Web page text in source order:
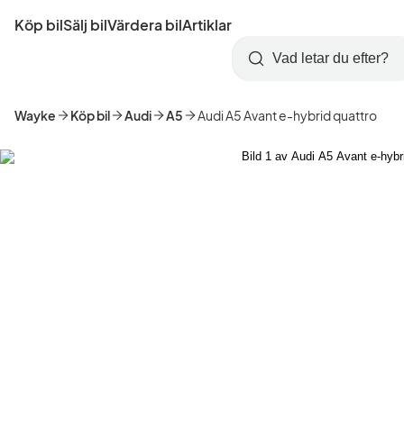
till
Startsida
Köp bilSälj bilVärdera bilArtiklar
Skapa
konto
Logga
in
Sök
Wayke Köp bil Audi A5 Audi A5 Avant e-hybrid quattro